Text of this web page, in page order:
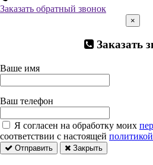
Заказать обратный звонок
×
Заказать
Ваше имя
Ваш телефон
Я согласен на обработку моих
соответствии с настоящей
Отправить Закрыть